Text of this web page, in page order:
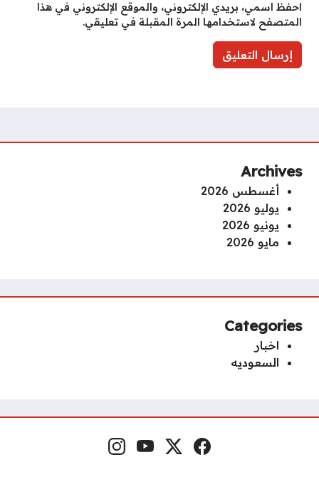
احفظ اسمي، بريدي الإلكتروني، والموقع الإلكتروني في هذا
المتصفح لاستخدامها المرة المقبلة في تعليقي.
Archives
أغسطس 2026
يوليو 2026
يونيو 2026
مايو 2026
Categories
اخبار
السعوديه
مواقع التواصل فيسبوكمنصة إكس
يوتيوبإنستغرام